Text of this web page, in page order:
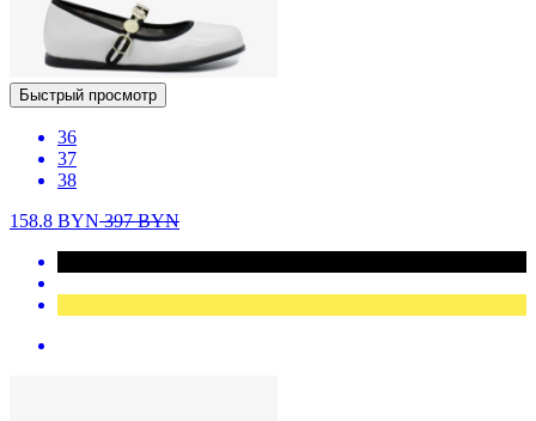
Быстрый просмотр
36
37
38
158.8 BYN397BYN